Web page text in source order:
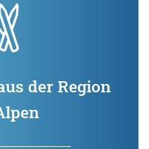
der Region